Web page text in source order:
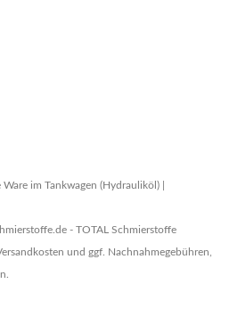
im Tankwagen (Hydrauliköl) |
- TOTAL Schmierstoffe
und ggf. Nachnahmegebühren,